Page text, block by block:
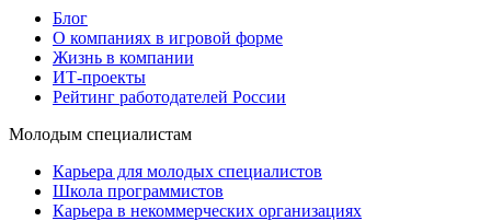
Блог
О компаниях в игровой форме
Жизнь в компании
ИТ-проекты
Рейтинг работодателей России
Молодым специалистам
Карьера для молодых специалистов
Школа программистов
Карьера в некоммерческих организациях